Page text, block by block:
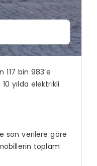
bin 983’e
yılda elektrikli
son verilere göre
toplam